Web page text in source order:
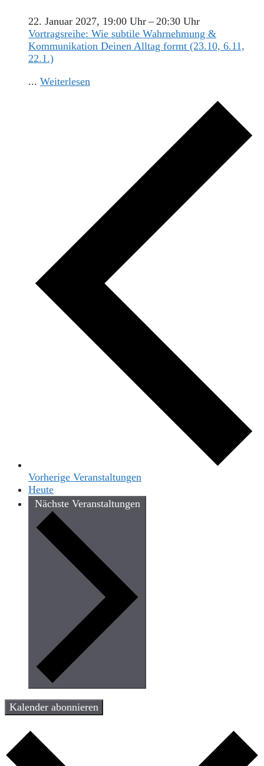
22. Januar 2027, 19:00 Uhr–20:30 Uhr
Vortragsreihe: Wie subtile Wahrnehmung &
Kommunikation Deinen Alltag formt (23.10, 6.11,
22.1.)
... Weiterlesen
Vorherige Veranstaltungen
Heute
Nächste Veranstaltungen
Kalender abonnieren